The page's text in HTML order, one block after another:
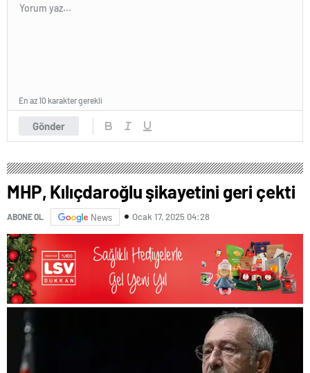
Gönder
En az 10 karakter gerekli
MHP, Kılıçdaroğlu şikayetini geri çekti
ABONE OL News Ocak 17, 2025 04:28